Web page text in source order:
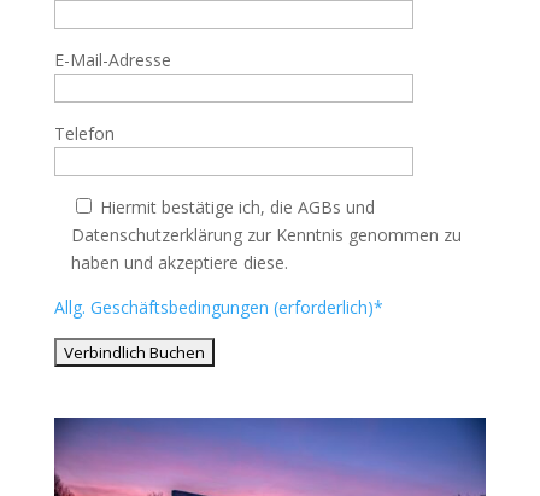
E-Mail-Adresse
Telefon
Hiermit bestätige ich, die AGBs und
Datenschutzerklärung zur Kenntnis genommen zu
haben und akzeptiere diese.
Allg. Geschäftsbedingungen (erforderlich)*